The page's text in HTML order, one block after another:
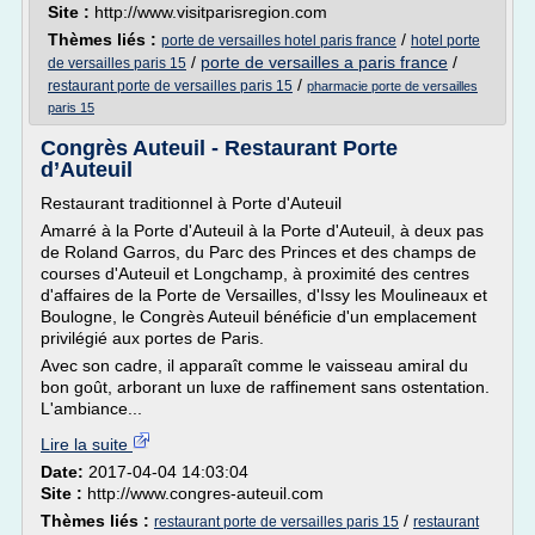
Site : http://www.visitparisregion.com
Thèmes liés : porte de versailles hotel paris france / hotel porte
de versailles paris 15 / porte de versailles a paris france /
restaurant porte de versailles paris 15 / pharmacie porte de versailles
paris 15
Congrès Auteuil - Restaurant Porte
d’Auteuil
Restaurant traditionnel à Porte d'Auteuil
Amarré à la Porte d'Auteuil à la Porte d'Auteuil, à deux pas
de Roland Garros, du Parc des Princes et des champs de
courses d'Auteuil et Longchamp, à proximité des centres
d'affaires de la Porte de Versailles, d'Issy les Moulineaux et
Boulogne, le Congrès Auteuil bénéficie d'un emplacement
privilégié aux portes de Paris.
Avec son cadre, il apparaît comme le vaisseau amiral du
bon goût, arborant un luxe de raffinement sans ostentation.
L'ambiance...
Lire la suite
Date: 2017-04-04 14:03:04
Site : http://www.congres-auteuil.com
Thèmes liés : restaurant porte de versailles paris 15 / restaurant